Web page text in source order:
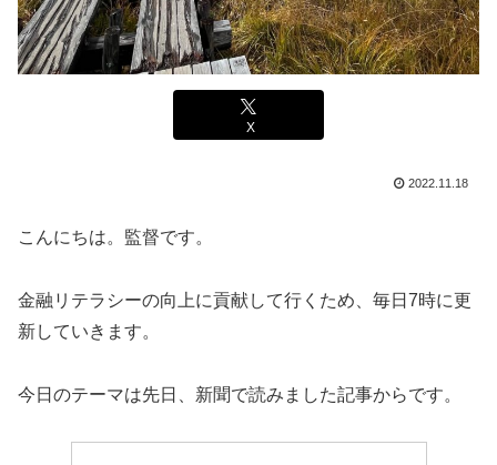
X
2022.11.18
こんにちは。監督です。
金融リテラシーの向上に貢献して行くため、毎日7時に更
新していきます。
今日のテーマは先日、新聞で読みました記事からです。